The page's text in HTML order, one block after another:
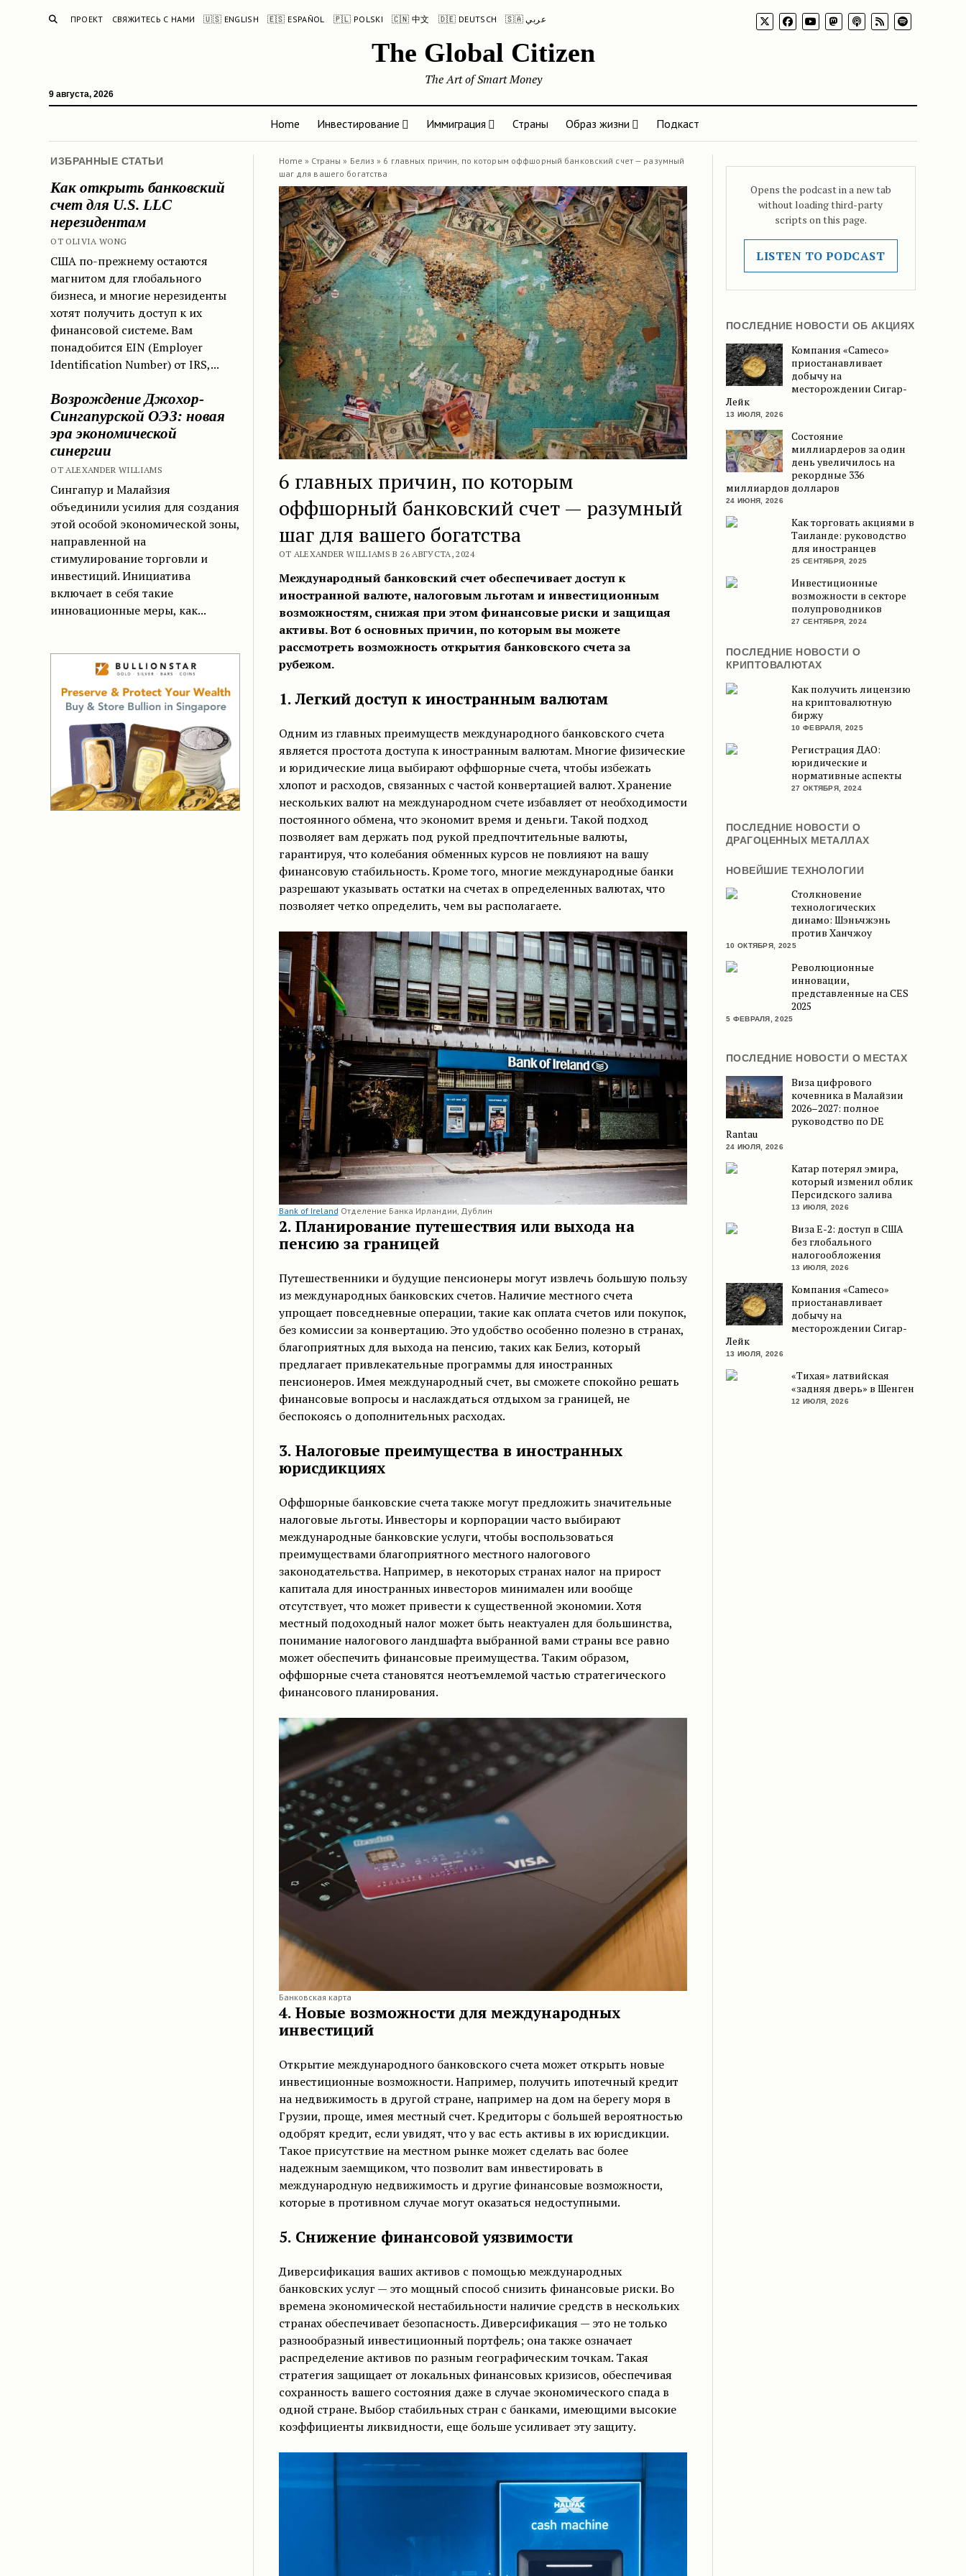
ПОИСК
ПРОЕКТ СВЯЖИТЕСЬ С НАМИ 🇺🇸 ENGLISH 🇪🇸 ESPAÑOL 🇵🇱 POLSKI 🇨🇳 中文 🇩🇪 DEUTSCH 🇸🇦 عربي
The Global Citizen
9 августа, 2026
The Art of Smart Money
Home Инвестирование Иммиграция Страны Образ жизни Подкаст
ИЗБРАННЫЕ СТАТЬИ
Как открыть банковский
счет для U.S. LLC
нерезидентам
ОТ OLIVIA WONG
США по-прежнему остаются
магнитом для глобального
бизнеса, и многие нерезиденты
хотят получить доступ к их
финансовой системе. Вам
понадобится EIN (Employer
Identification Number) от IRS,...
Возрождение Джохор-
Сингапурской ОЭЗ: новая
эра экономической
синергии
ОТ ALEXANDER WILLIAMS
Сингапур и Малайзия
объединили усилия для создания
этой особой экономической зоны,
направленной на
стимулирование торговли и
инвестиций. Инициатива
включает в себя такие
инновационные меры, как...
Home » Страны » Белиз » 6 главных причин, по которым оффшорный банковский счет — разумный
шаг для вашего богатства
6 главных причин, по которым
оффшорный банковский счет — разумный
шаг для вашего богатства
ОТ ALEXANDER WILLIAMS В 26 АВГУСТА, 2024
Международный банковский счет обеспечивает доступ к
иностранной валюте, налоговым льготам и инвестиционным
возможностям, снижая при этом финансовые риски и защищая
активы. Вот 6 основных причин, по которым вы можете
рассмотреть возможность открытия банковского счета за
рубежом.
1. Легкий доступ к иностранным валютам
Одним из главных преимуществ международного банковского счета
является простота доступа к иностранным валютам. Многие физические
и юридические лица выбирают оффшорные счета, чтобы избежать
хлопот и расходов, связанных с частой конвертацией валют. Хранение
нескольких валют на международном счете избавляет от необходимости
постоянного обмена, что экономит время и деньги. Такой подход
позволяет вам держать под рукой предпочтительные валюты,
гарантируя, что колебания обменных курсов не повлияют на вашу
финансовую стабильность. Кроме того, многие международные банки
разрешают указывать остатки на счетах в определенных валютах, что
позволяет четко определить, чем вы располагаете.
Bank of Ireland Отделение Банка Ирландии, Дублин
2. Планирование путешествия или выхода на
пенсию за границей
Путешественники и будущие пенсионеры могут извлечь большую пользу
из международных банковских счетов. Наличие местного счета
упрощает повседневные операции, такие как оплата счетов или покупок,
без комиссии за конвертацию. Это удобство особенно полезно в странах,
благоприятных для выхода на пенсию, таких как Белиз, который
предлагает привлекательные программы для иностранных
пенсионеров. Имея международный счет, вы сможете спокойно решать
финансовые вопросы и наслаждаться отдыхом за границей, не
беспокоясь о дополнительных расходах.
3. Налоговые преимущества в иностранных
юрисдикциях
Оффшорные банковские счета также могут предложить значительные
налоговые льготы. Инвесторы и корпорации часто выбирают
международные банковские услуги, чтобы воспользоваться
преимуществами благоприятного местного налогового
законодательства. Например, в некоторых странах налог на прирост
капитала для иностранных инвесторов минимален или вообще
отсутствует, что может привести к существенной экономии. Хотя
местный подоходный налог может быть неактуален для большинства,
понимание налогового ландшафта выбранной вами страны все равно
может обеспечить финансовые преимущества. Таким образом,
оффшорные счета становятся неотъемлемой частью стратегического
финансового планирования.
Банковская карта
4. Новые возможности для международных
инвестиций
Открытие международного банковского счета может открыть новые
инвестиционные возможности. Например, получить ипотечный кредит
на недвижимость в другой стране, например на дом на берегу моря в
Грузии, проще, имея местный счет. Кредиторы с большей вероятностью
одобрят кредит, если увидят, что у вас есть активы в их юрисдикции.
Такое присутствие на местном рынке может сделать вас более
надежным заемщиком, что позволит вам инвестировать в
международную недвижимость и другие финансовые возможности,
которые в противном случае могут оказаться недоступными.
5. Снижение финансовой уязвимости
Диверсификация ваших активов с помощью международных
банковских услуг — это мощный способ снизить финансовые риски. Во
времена экономической нестабильности наличие средств в нескольких
странах обеспечивает безопасность. Диверсификация — это не только
разнообразный инвестиционный портфель; она также означает
распределение активов по разным географическим точкам. Такая
стратегия защищает от локальных финансовых кризисов, обеспечивая
сохранность вашего состояния даже в случае экономического спада в
одной стране. Выбор стабильных стран с банками, имеющими высокие
коэффициенты ликвидности, еще больше усиливает эту защиту.
Opens the podcast in a new tab
without loading third-party
scripts on this page.
LISTEN TO PODCAST
ПОСЛЕДНИЕ НОВОСТИ ОБ АКЦИЯХ
Компания «Cameco»
приостанавливает
добычу на
месторождении Сигар-
Лейк
13 ИЮЛЯ, 2026
Состояние
миллиардеров за один
день увеличилось на
рекордные 336
миллиардов долларов
24 ИЮНЯ, 2026
Как торговать акциями в
Таиланде: руководство
для иностранцев
25 СЕНТЯБРЯ, 2025
Инвестиционные
возможности в секторе
полупроводников
27 СЕНТЯБРЯ, 2024
ПОСЛЕДНИЕ НОВОСТИ О
КРИПТОВАЛЮТАХ
Как получить лицензию
на криптовалютную
биржу
10 ФЕВРАЛЯ, 2025
Регистрация ДАО:
юридические и
нормативные аспекты
27 ОКТЯБРЯ, 2024
ПОСЛЕДНИЕ НОВОСТИ О
ДРАГОЦЕННЫХ МЕТАЛЛАХ
НОВЕЙШИЕ ТЕХНОЛОГИИ
Столкновение
технологических
динамо: Шэньчжэнь
против Ханчжоу
10 ОКТЯБРЯ, 2025
Революционные
инновации,
представленные на CES
2025
5 ФЕВРАЛЯ, 2025
ПОСЛЕДНИЕ НОВОСТИ О МЕСТАХ
Виза цифрового
кочевника в Малайзии
2026–2027: полное
руководство по DE
Rantau
24 ИЮЛЯ, 2026
Катар потерял эмира,
который изменил облик
Персидского залива
13 ИЮЛЯ, 2026
Виза E-2: доступ в США
без глобального
налогообложения
13 ИЮЛЯ, 2026
Компания «Cameco»
приостанавливает
добычу на
месторождении Сигар-
Лейк
13 ИЮЛЯ, 2026
«Тихая» латвийская
«задняя дверь» в Шенген
12 ИЮЛЯ, 2026